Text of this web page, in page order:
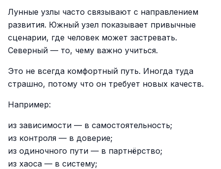
Лунные узлы часто связывают с направлением
развития. Южный узел показывает привычные
сценарии, где человек может застревать.
Северный — то, чему важно учиться.
Это не всегда комфортный путь. Иногда туда
страшно, потому что он требует новых качеств.
Например:
из зависимости — в самостоятельность;
из контроля — в доверие;
из одиночного пути — в партнёрство;
из хаоса — в систему;